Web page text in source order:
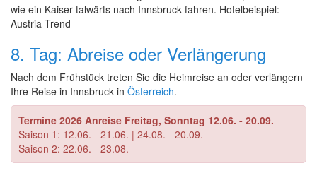
wie ein Kaiser talwärts nach Innsbruck fahren. Hotelbeispiel:
Austria Trend
8. Tag: Abreise oder Verlängerung
Nach dem Frühstück treten Sie die Heimreise an oder verlängern
Ihre Reise in Innsbruck in Österreich.
Termine 2026 Anreise Freitag, Sonntag 12.06. - 20.09.
Saison 1: 12.06. - 21.06. | 24.08. - 20.09.
Saison 2: 22.06. - 23.08.